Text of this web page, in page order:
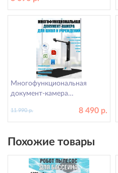
предметов
Многофункциональная
документ-камера
учреждений 8 Мп
8 490 р.
11 990 р.
Похожие товары